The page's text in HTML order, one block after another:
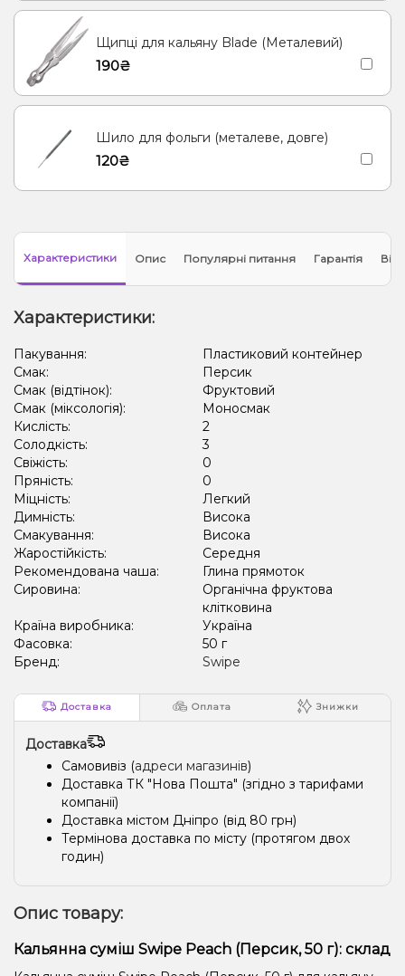
Лимонад, Ягоди
Щипці для кальяну Blade (Металевий)
190₴
Шило для фольги (металеве, довге)
120₴
Характеристики Опис Популярні питання Гарантія
Характеристики:
Пакування:
Пластиковий контейнер
Смак:
Персик
Смак (відтінок):
Фруктовий
Смак (міксологія):
Моносмак
Кислість:
2
Солодкість:
3
Свіжість:
0
Пряність:
0
Міцність:
Легкий
Димність:
Висока
Смакування:
Висока
Жаростійкість:
Середня
Рекомендована чаша:
Глина прямоток
Сировина:
Органічна фруктова
клітковина
Країна виробника:
Україна
Фасовка:
50 г
Бренд:
Swipe
Доставка Оплата Знижки
Доставка
Самовивіз (адреси магазинів)
Доставка ТК "Нова Пошта" (згідно з тарифами
компанії)
Доставка містом Дніпро (від 80 грн)
Термінова доставка по місту (протягом двох
годин)
Опис товару:
Кальянна суміш Swipe Peach (Персик, 50 г): склад